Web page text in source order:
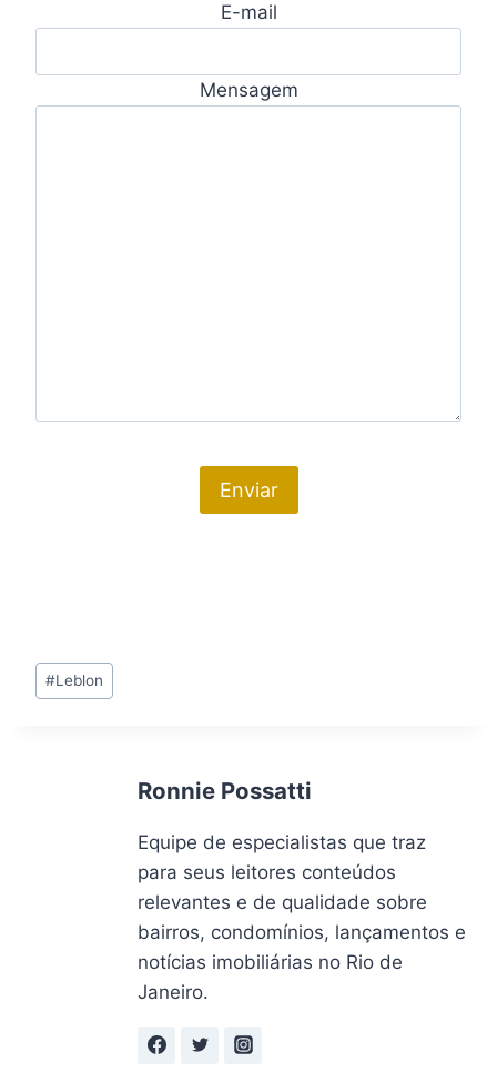
E-mail
Mensagem
Tags
do
#Leblon
Ronnie Possatti
Equipe de especialistas que traz
para seus leitores conteúdos
relevantes e de qualidade sobre
bairros, condomínios, lançamentos e
notícias imobiliárias no Rio de
Janeiro.